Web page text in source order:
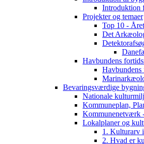
Introduktion
Projekter og temaer
Top 10 -
Det
Havbundens
Bevaringsværdige
Nationale
Kommuneplan,
Kommunenetværk
Lokalplaner og
1. Kulturarv
2. Hvad er